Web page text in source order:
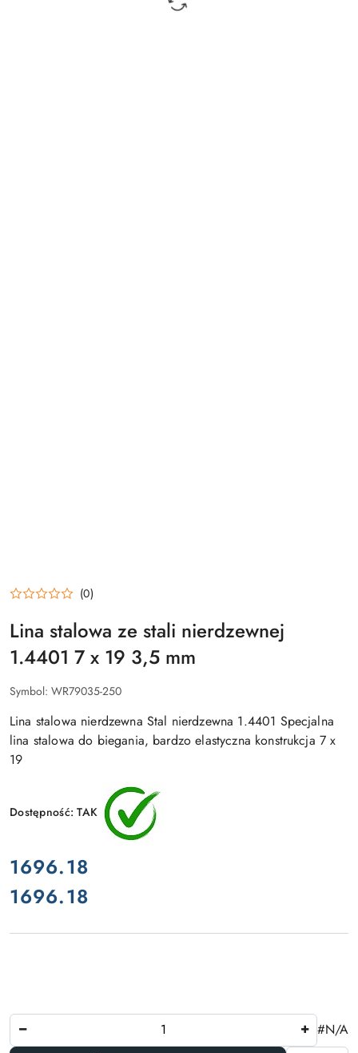
(0)
Lina stalowa ze stali nierdzewnej
1.4401 7 x 19 3,5 mm
Symbol: WR79035-250
Lina stalowa nierdzewna Stal nierdzewna 1.4401 Specjalna
lina stalowa do biegania, bardzo elastyczna konstrukcja 7 x
19
Dostępność:TAK
cena:
1696.18
Cena:
1696.18
Ilość
#N/A